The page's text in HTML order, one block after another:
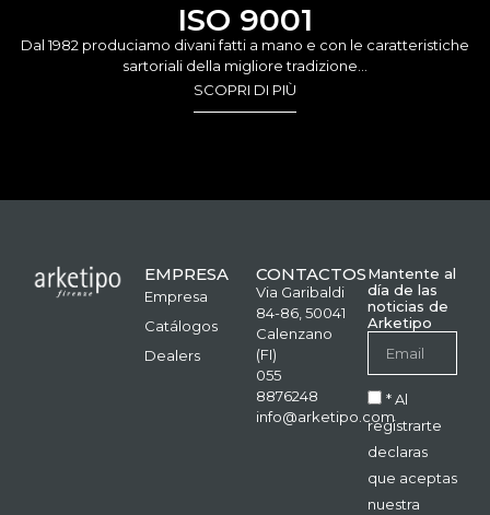
ISO 9001
Dal 1982 produciamo divani fatti a mano e con le caratteristiche
sartoriali della migliore tradizione…
SCOPRI DI PIÙ
EMPRESA
Empresa
Catálogos
Dealers
CONTACTOS
Via Garibaldi
84-86, 50041
Calenzano
(FI)
055
8876248
info@arketipo.com
Mantente al
día de las
noticias de
Arketipo
* Al
registrarte
declaras
que aceptas
nuestra